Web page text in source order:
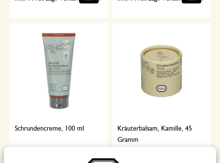
Schrundencreme, 100 ml
Kräuterbalsam, Kamille, 45
Gramm